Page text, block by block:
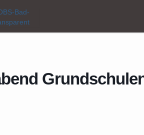
Infoabend Grundschulen